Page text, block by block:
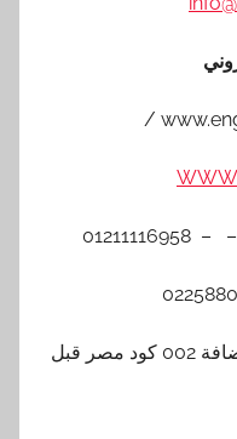
مصر برجاء إضافة 002 كود مصر قبل